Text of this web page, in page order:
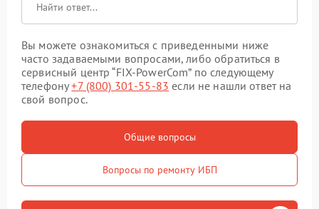
Вы можете ознакомиться с приведенными ниже
часто задаваемыми вопросами, либо обратиться в
сервисный центр “FIX-PowerCom” по следующему
телефону+7 (800) 301-55-83 если не нашли ответ на
свой вопрос.
Общие вопросы
Вопросы по ремонту ИБП